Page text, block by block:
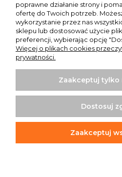
Płatności i dostawa
O nas
Koszulki z nadrukiem | Sklep
info@ruleout.pl
REGON: 365373965
poprawne działanie strony i
ofertę do Twoich potrzeb.
wykorzystanie przez nas
sklepu lub dostosować użycie
preferencji, wybierając opcję
Więcej o plikach cookies
prywatności.
Zaakceptuj tylko
Dostosuj
Zaakceptuj